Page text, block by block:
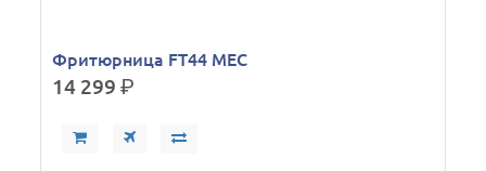
Фритюрница FT44 MEC
14 299р.